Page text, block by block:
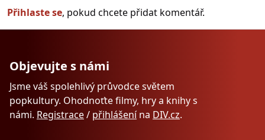
Přihlaste se, pokud chcete přidat komentář.
Objevujte s námi
Jsme váš spolehlivý průvodce světem
popkultury. Ohodnoťte filmy, hry a knihy s
námi. Registrace/ přihlášenína DIV.cz.